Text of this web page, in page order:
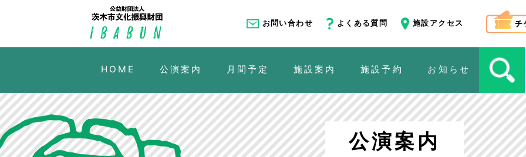
お問い合わせ よくある質問 施設アクセス
HOME 公演案内 月間予定 施設案内 施設予約 お知らせ
公演案内